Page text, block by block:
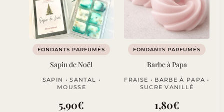
FONDANTS PARFUMÉS
Sapin de Noël
SAPIN • SANTAL •
MOUSSE
5,90€
FONDANTS PARFUMÉS
Barbe à Papa
FRAISE • BARBE À PAPA •
SUCRE VANILLÉ
1,80€